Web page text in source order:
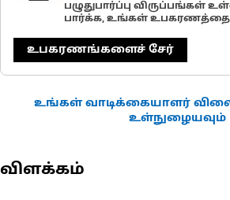
பழுதுபார்ப்பு விருப்பங்கள்
பார்க்க, உங்கள் உபகரணத்தைச்
உபகரணங்களைச் சேர்
உங்கள் வாடிக்கையாளர்
உள்நுழையவும்
விளக்கம்